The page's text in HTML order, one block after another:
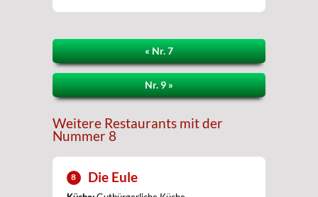
« Nr. 7
Nr. 9 »
Weitere Restaurants mit der
Nummer 8
8 Die Eule